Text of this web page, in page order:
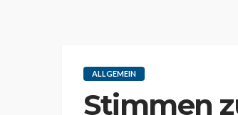
ALLGEMEIN
Stimmen